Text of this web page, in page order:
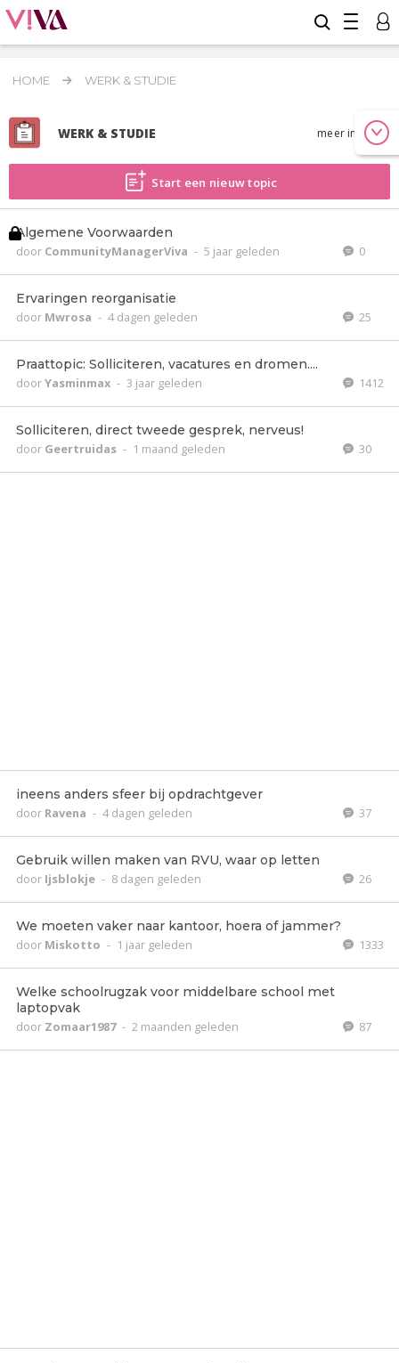
HOME WERK & STUDIE
WERK & STUDIE meer info
Start een nieuw topic
Algemene Voorwaarden
door CommunityManagerViva - 5 jaar geleden 0
Ervaringen reorganisatie
door Mwrosa - 4 dagen geleden 25
Praattopic: Solliciteren, vacatures en dromen....
doorYasminmax - 3 jaar geleden 1412
Solliciteren, direct tweede gesprek, nerveus!
door Geertruidas - 1 maand geleden 30
ineens anders sfeer bij opdrachtgever
door Ravena - 4 dagen geleden 37
Gebruik willen maken van RVU, waar op letten
door Ijsblokje - 8 dagen geleden 26
We moeten vaker naar kantoor, hoera of jammer?
door Miskotto - 1 jaar geleden 1333
Welke schoolrugzak voor middelbare school met
laptopvak
door Zomaar1987 - 2 maanden geleden 87